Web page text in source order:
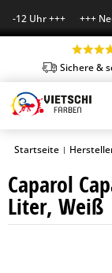
12 Uhr +++ +++
Sichere &
Startseite |
Caparol
Liter, Weiß